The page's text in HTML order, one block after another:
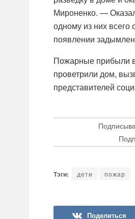
Мироненко. —
одному из них
появлении
Пожарные прибыли
проветрили дом,
представителей
дети пожар